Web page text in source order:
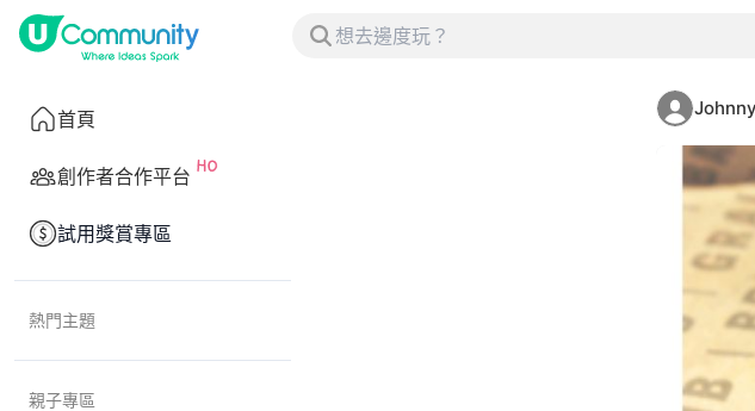
首頁
創作者合作平台
試用獎賞專區
熱門主題
親子專區